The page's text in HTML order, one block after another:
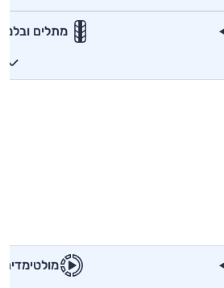
מתלים ובלמים
מולטימדיה